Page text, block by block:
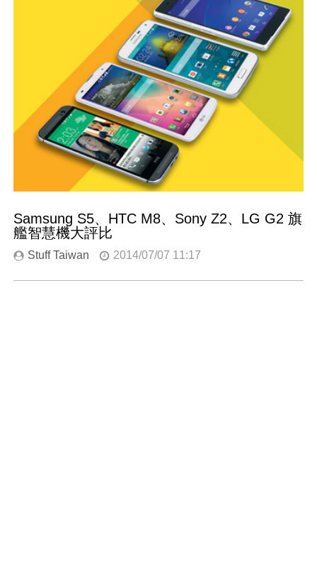
Samsung S5、HTC M8、Sony Z2、LG G2 旗
艦智慧機大評比
Stuff Taiwan 2014/07/07 11:17